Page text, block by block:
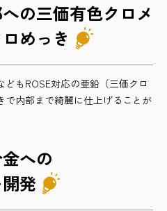
の三価有色クロメ
めっき
もROSE対応の亜鉛（三価クロ
で内部まで綺麗に仕上げることが
への
発